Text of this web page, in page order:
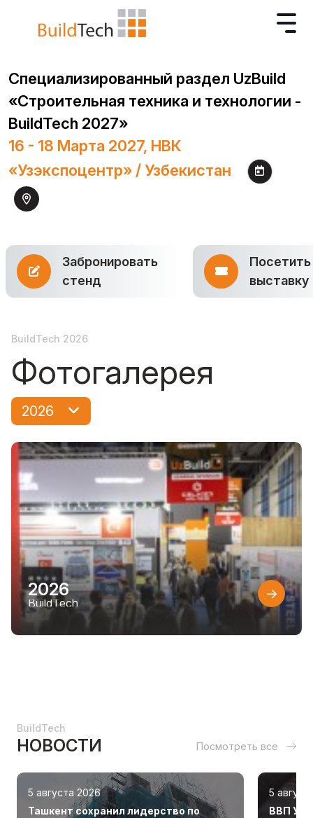
Специализированный раздел UzBuild
«Строительная техника и технологии -
BuildTech 2027»
16 - 18 Марта 2027, НВК
«Узэкспоцентр» / Узбекистан
Забронировать
стенд
Посетить
выставку
BuildTech 2026
Фотогалерея
2026
2026
BuildTech
BuildTech
НОВОСТИ Посмотреть все
5 августа 2026
Ташкент сохранил лидерство по
5
ВВП